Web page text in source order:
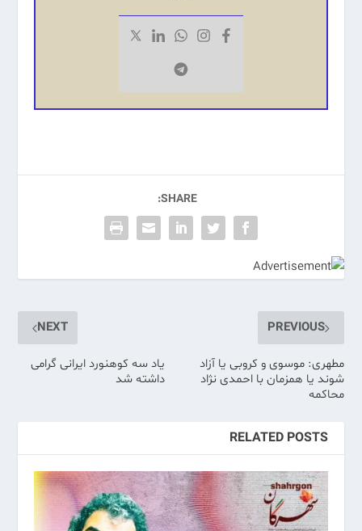
SHARE:
PREVIOUS
مطهری: موسوی و کروبی یا آزاد
شوند یا همزمان با احمدی نژاد
محاکمه
NEXT
یاد سه کوهنورد ایرانی گرامی
داشته شد
RELATED POSTS